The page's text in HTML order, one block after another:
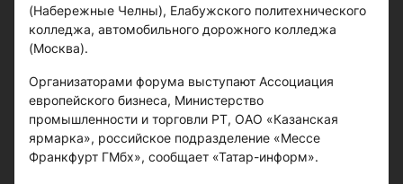
(Набережные Челны), Елабужского политехнического
колледжа, автомобильного дорожного колледжа
(Москва).
Организаторами форума выступают Ассоциация
европейского бизнеса, Министерство
промышленности и торговли РТ, ОАО «Казанская
ярмарка», российское подразделение «Мессе
Франкфурт ГМбх», сообщает «Татар-информ».